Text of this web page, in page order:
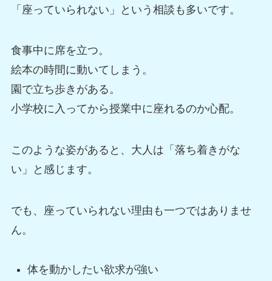
「座っていられない」という相談も多いです。
食事中に席を立つ。
絵本の時間に動いてしまう。
園で立ち歩きがある。
小学校に入ってから授業中に座れるのか心配。
このような姿があると、大人は「落ち着きがな
い」と感じます。
でも、座っていられない理由も一つではありませ
ん。
体を動かしたい欲求が強い